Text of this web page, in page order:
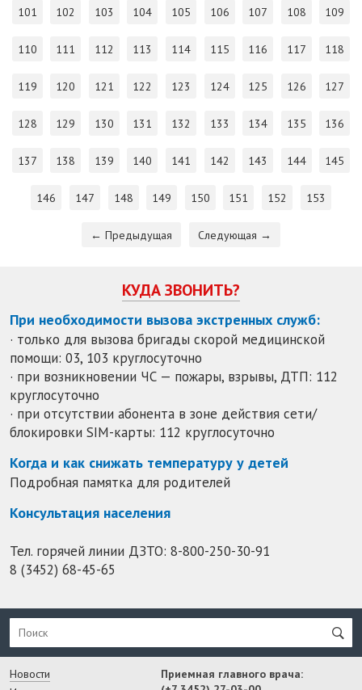
101 102 103 104 105 106 107 108 109
110 111 112 113 114 115 116 117 118
119 120 121 122 123 124 125 126 127
128 129 130 131 132 133 134 135 136
137 138 139 140 141 142 143 144 145
146 147 148 149 150 151 152 153
← Предыдущая Следующая →
КУДА ЗВОНИТЬ?
При необходимости вызова экстренных служб:
· только для вызова бригады скорой медицинской
помощи: 03, 103 круглосуточно
· при возникновении ЧС — пожары, взрывы, ДТП: 112
круглосуточно
· при отсутствии абонента в зоне действия сети/
блокировки SIM-карты: 112 круглосуточно
Когда и как снижать температуру у детей
Подробная памятка для родителей
Консультация населения
Тел. горячей линии ДЗТО: 8-800-250-30-91
8 (3452) 68-45-65
Новости
Приемная главного врача: